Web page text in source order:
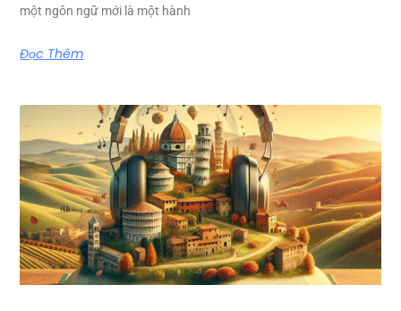
một ngôn ngữ mới là một hành
Đọc Thêm